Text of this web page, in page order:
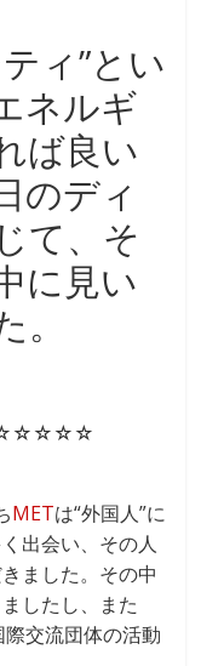
ィ”とい
ネルギ
ば良い
のディ
て、そ
に見い
METは“外国人”に
出会い、その人
ました。その中
したし、また
交流団体の活動